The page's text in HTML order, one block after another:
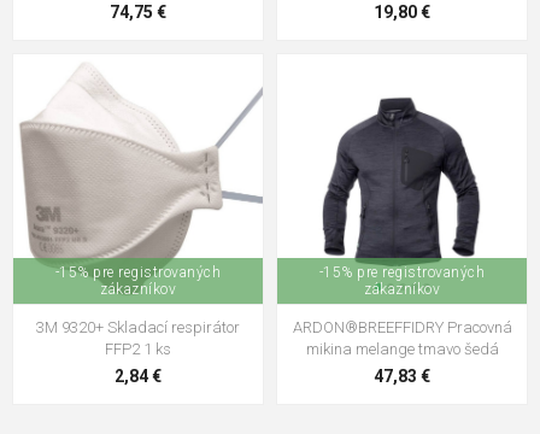
74,75 € 19,80 €
-15% pre registrovaných
zákazníkov
3M 9320+ Skladací respirátor
FFP2 1 ks
2,84 €
-15% pre registrovaných
zákazníkov
ARDON®BREEFFIDRY Pracovná
mikina melange tmavo šedá
47,83 €